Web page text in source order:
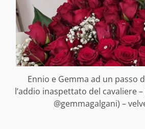
Ennio e Gemma ad un passo
l’addio inaspettato del cavaliere
@gemmagalgani) –